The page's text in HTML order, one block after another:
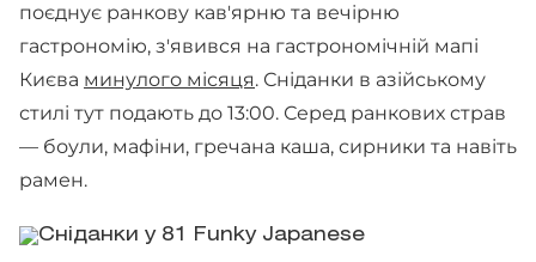
поєднує ранкову кав'ярню та вечірню
гастрономію, з'явився на гастрономічній мапі
Києва минулого місяця. Сніданки в азійському
стилі тут подають до 13:00. Серед ранкових страв
— боули, мафіни, гречана каша, сирники та навіть
рамен.